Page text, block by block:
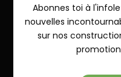
Autres
Abonnes toi à
nouvelles
sur nos
Fermer